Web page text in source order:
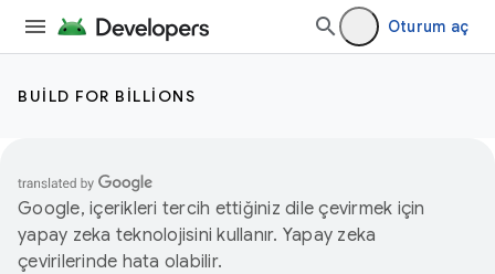
Oturum aç
BUILD FOR BILLIONS
Google, içerikleri tercih ettiğiniz dile çevirmek için
yapay zeka teknolojisini kullanır. Yapay zeka
çevirilerinde hata olabilir.